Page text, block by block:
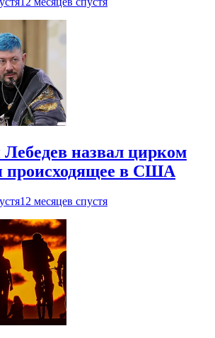
назвал цирком
происходящее в США
12 месяцев спустя